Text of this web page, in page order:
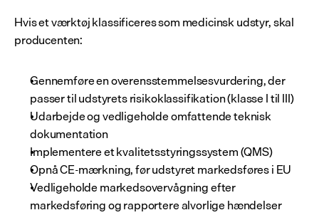
Hvis et værktøj klassificeres som medicinsk udstyr, skal
producenten:
Gennemføre en overensstemmelsesvurdering, der
passer til udstyrets risikoklassifikation (klasse I til III)
Udarbejde og vedligeholde omfattende teknisk
dokumentation
Implementere et kvalitetsstyringssystem (QMS)
Opnå CE-mærkning, før udstyret markedsføres i EU
Vedligeholde markedsovervågning efter
markedsføring og rapportere alvorlige hændelser